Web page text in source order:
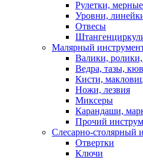
Рулетки,
Уровни,
Отвесы
Малярный
Валики, ролики,
Ведра, тазы,
Кисти,
Ножи, лезвия
Миксеры
Карандаши,
Прочий
Слесарно-столярный
Отвертки
Ключи